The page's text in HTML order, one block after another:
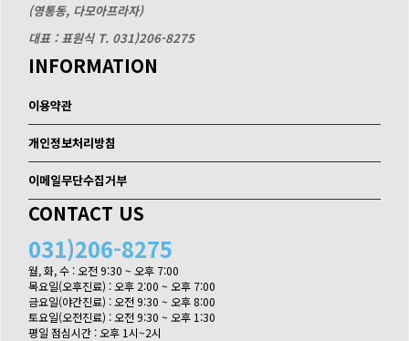
(영통동, 다모아프라자)
대표 : 표원식 T. 031)206-8275
INFORMATION
이용약관
개인정보처리방침
이메일무단수집거부
CONTACT US
031)206-8275
월, 화, 수 : 오전 9:30 ~ 오후 7:00
목요일(오후진료) : 오후 2:00 ~ 오후 7:00
금요일(야간진료) : 오전 9:30 ~ 오후 8:00
토요일(오전진료) : 오전 9:30 ~ 오후 1:30
평일 점심시간 : 오후 1시~2시